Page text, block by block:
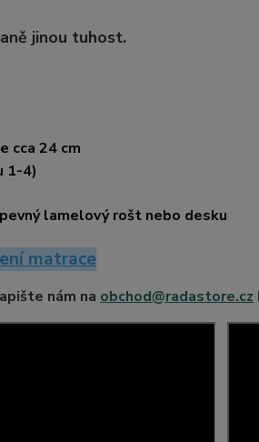
jinou tuhost.
cca 24cm
1-4)
lamelový rošt nebo desku
matrace
nám na obchod@radastore.cz